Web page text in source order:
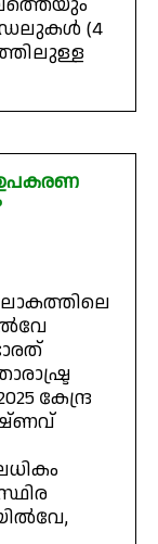
(4
ഉപകരണ
കേന്ദ്ര